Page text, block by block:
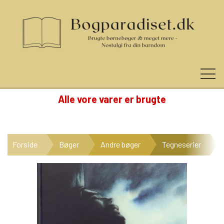
NYHEDER
KATEGORIER
Alle vore varer er brugte
Forside Bøger Andre bøger Tegneserier